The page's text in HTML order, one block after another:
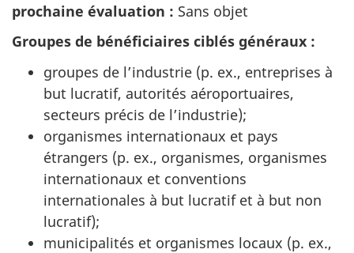
prochaine évaluation : Sans objet
Groupes de bénéficiaires ciblés généraux :
groupes de l’industrie (p. ex., entreprises à
but lucratif, autorités aéroportuaires,
secteurs précis de l’industrie);
organismes internationaux et pays
étrangers (p. ex., organismes, organismes
internationaux et conventions
internationales à but lucratif et à but non
lucratif);
municipalités et organismes locaux (p. ex.,